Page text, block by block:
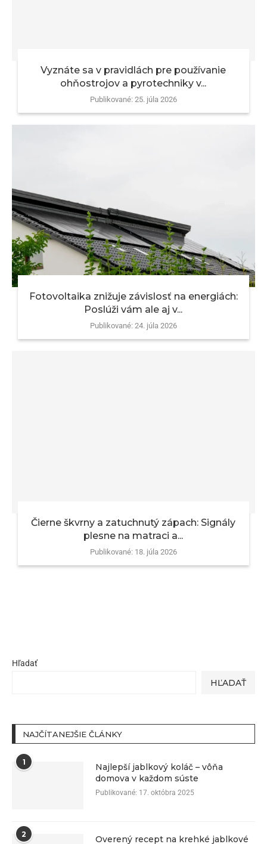
Vyznáte sa v pravidlách pre používanie
ohňostrojov a pyrotechniky v...
Publikované: 25. júla 2026
Fotovoltaika znižuje závislosť na energiách:
Poslúži vám ale aj v...
Publikované: 24. júla 2026
Čierne škvrny a zatuchnutý zápach: Signály
plesne na matraci a...
Publikované: 18. júla 2026
Hľadať
HĽADAŤ
NAJČÍTANEJŠIE ČLÁNKY
1
Najlepší jablkový koláč – vôňa
domova v každom súste
Publikované: 17. októbra 2025
2
Overený recept na krehké jablkové